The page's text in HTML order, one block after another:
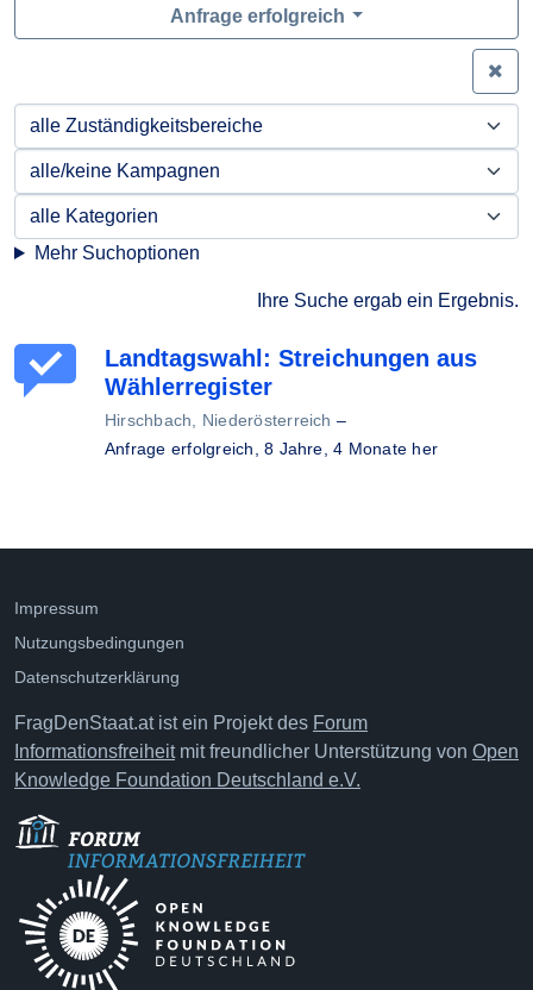
Anfrage erfolgreich
Mehr Suchoptionen
Ihre Suche ergab ein Ergebnis.
Landtagswahl: Streichungen aus
Wählerregister
Hirschbach, Niederösterreich –
Anfrage erfolgreich,8 Jahre, 4 Monate her
Impressum
Nutzungsbedingungen
Datenschutzerklärung
FragDenStaat.at ist ein Projekt des Forum
Informationsfreiheitmit freundlicher Unterstützung von Open
Knowledge Foundation Deutschland e.V.